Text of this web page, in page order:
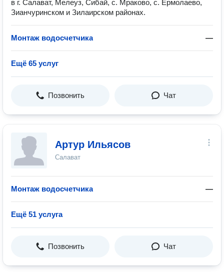
в г. Салават, Мелеуз, Сибай, с. Мраково, с. Ермолаево,
Зианчуринском и Зилаирском районах.
Монтаж водосчетчика —
Ещё 65 услуг
Позвонить Чат
Артур Ильясов
Салават
Монтаж водосчетчика —
Ещё 51 услуга
Позвонить Чат